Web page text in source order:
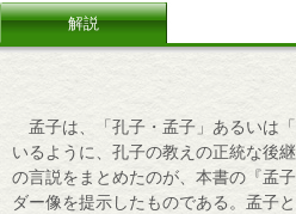
解説
孟子は、「孔子・孟子」あるいは
いるように、孔子の教えの正統な後
の言説をまとめたのが、本書の『孟
ダー像を提示したものである。孟子